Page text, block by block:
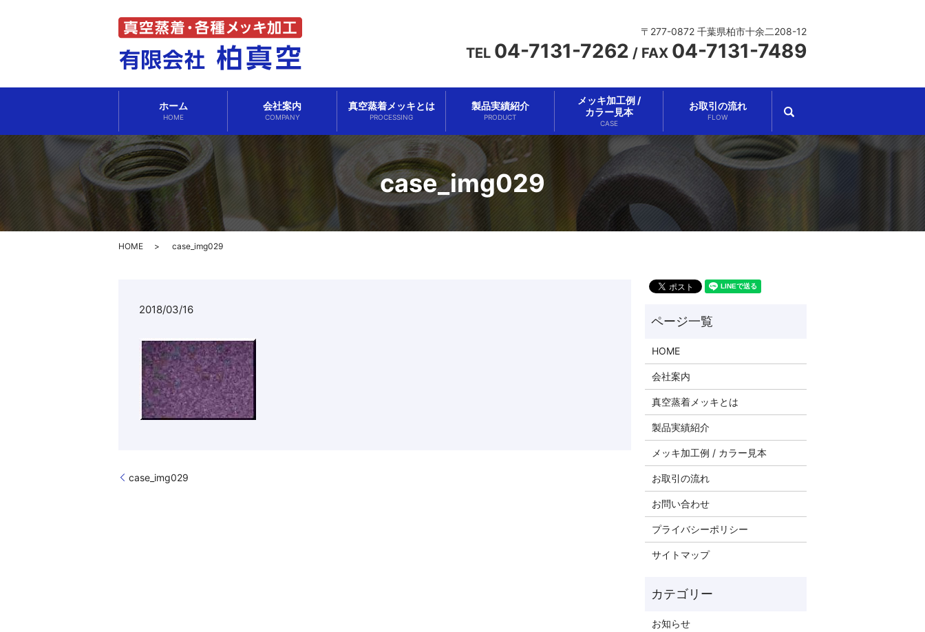
〒277-0872 千葉県柏市十余二208-12
TEL 04-7131-7262 / FAX 04-7131-7489
ホーム
HOME
会社案内
COMPANY
真空蒸着メッキとは
PROCESSING
製品実績紹介
PRODUCT
メッキ加工例 /
カラー見本
CASE
お取引の流れ
FLOW
case_img029
HOME case_img029
2018/03/16
case_img029
HOME
会社案内
真空蒸着メッキとは
製品実績紹介
メッキ加工例 / カラー見本
お取引の流れ
お問い合わせ
プライバシーポリシー
サイトマップ
お知らせ